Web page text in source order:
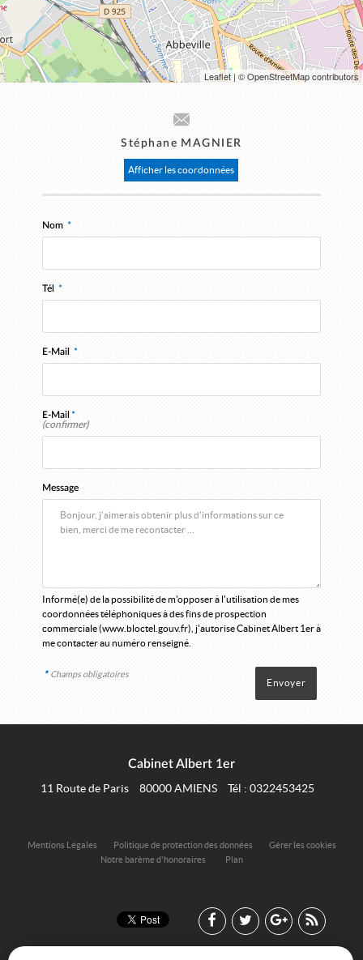
Leaflet| © OpenStreetMap contributors
Stéphane MAGNIER
Afficher les coordonnées
Nom *
Tél *
E-Mail *
E-Mail *
(confirmer)
Message
Informé(e) de la possibilité de m'opposer à l'utilisation de mes
coordonnées téléphoniques à des fins de prospection
commerciale (www.bloctel.gouv.fr), j'autorise Cabinet Albert 1er à
me contacter au numéro renseigné.
* Champs obligatoires
Cabinet Albert 1er
11 Route de Paris
80000AMIENS Tél : 0322453425
Mentions Légales Politique de protection des données
Gérer les cookies
Notre barème d'honoraires
Plan